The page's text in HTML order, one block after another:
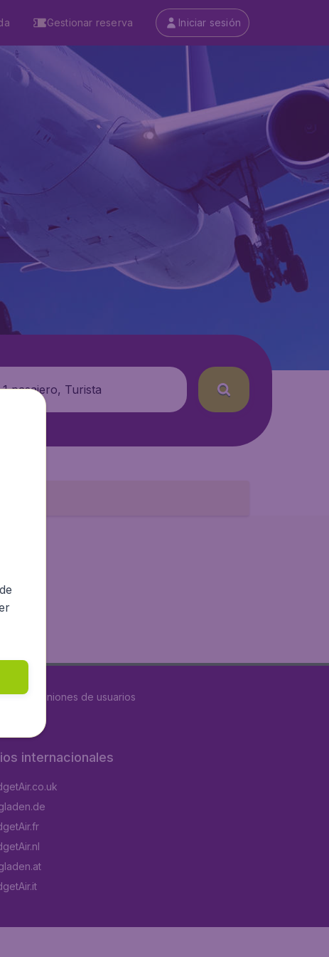
Gestionar reserva Iniciar sesión
1 pasajero, Turista
18611 opiniones de usuarios
internacionales